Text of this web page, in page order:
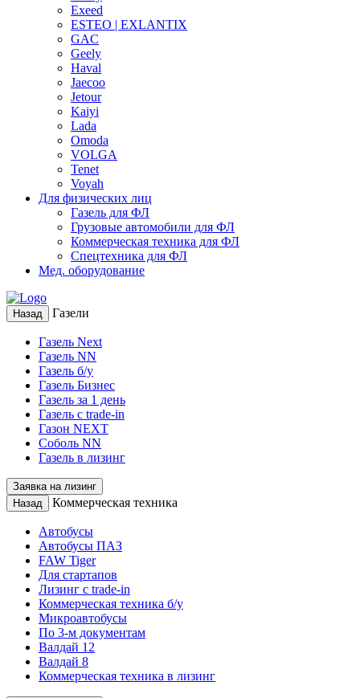
Exeed
ESTEO | EXLANTIX
GAC
Geely
Haval
Jaecoo
Jetour
Kaiyi
Lada
Omoda
VOLGA
Tenet
Voyah
Для физических лиц
Газель для ФЛ
Грузовые автомобили для ФЛ
Коммерческая техника для ФЛ
Спецтехника для ФЛ
Мед. оборудование
Назад Газели
Газель Next
Газель NN
Газель б/у
Газель Бизнес
Газель за 1 день
Газель с trade-in
Газон NEXT
Соболь NN
Газель в лизинг
Заявка на лизинг
Назад
Коммерческая техника
Автобусы
Автобусы ПАЗ
FAW Tiger
Для стартапов
Лизинг с trade-in
Коммерческая техника б/у
Микроавтобусы
По 3-м документам
Валдай 12
Валдай 8
Коммерческая техника в лизинг